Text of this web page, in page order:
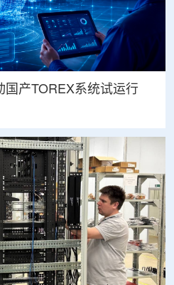
产TOREX系统试运行